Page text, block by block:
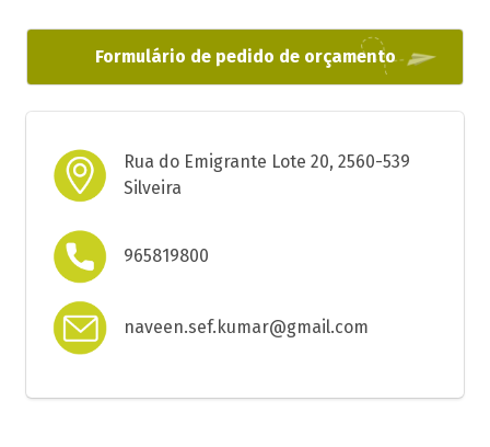
Formulário de pedido de orçamento
Rua do Emigrante Lote 20, 2560-539
Silveira
965819800
naveen.sef.kumar@gmail.com